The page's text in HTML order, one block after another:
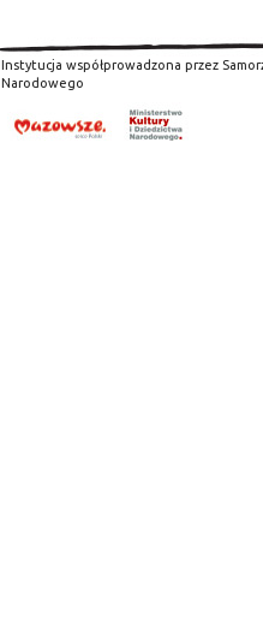
Instytucja współprowadzona przez
Narodowego